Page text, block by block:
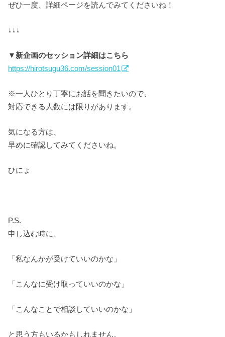
ぜひ一度、詳細ページを読んでみてくださいね！
↓↓↓
▼新企画のセッション詳細はこちら
https://hirotsugu36.com/session01
※一人ひとり丁寧にお話を聞きたいので、
対応できる人数には限りがあります。
気になる方は、
早めに確認してみてくださいね。
ひにょ
P.S.
申し込む時に、
「私なんかが受けていいのかな」
「こんなに受け取っていいのかな」
「こんなことで相談していいのかな」
と思う方もいるかもしれません。